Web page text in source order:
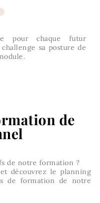
pour chaque futur
sa posture de
de
de notre formation ?
découvrez le planning
de formation de notre